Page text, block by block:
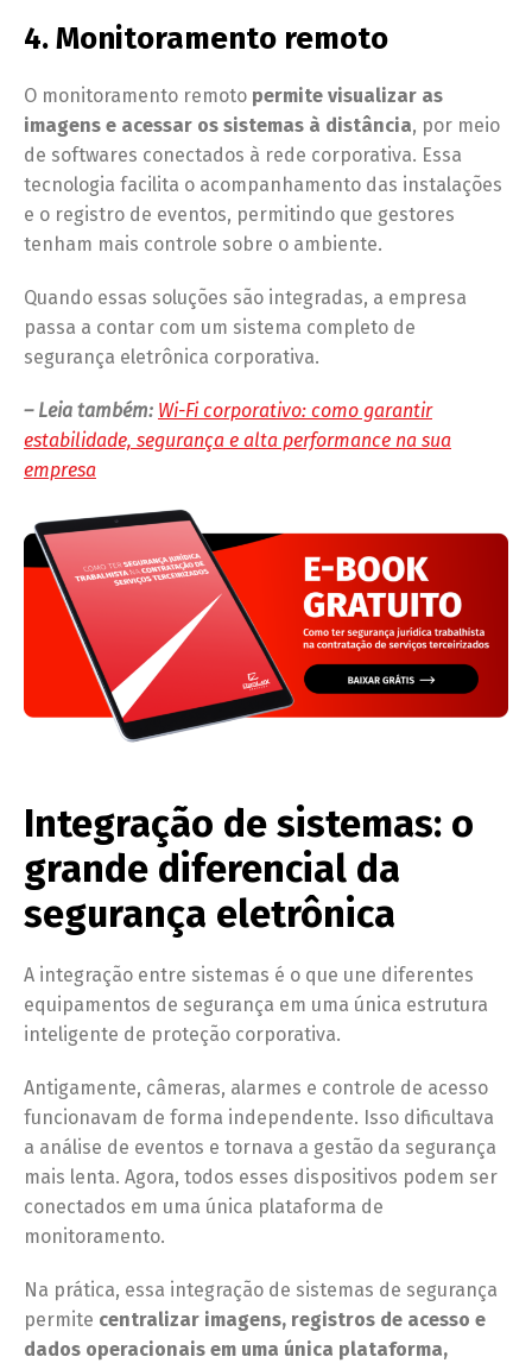
4. Monitoramento remoto
O monitoramento remoto permite visualizar as
imagens e acessar os sistemas à distância, por meio
de softwares conectados à rede corporativa. Essa
tecnologia facilita o acompanhamento das instalações
e o registro de eventos, permitindo que gestores
tenham mais controle sobre o ambiente.
Quando essas soluções são integradas, a empresa
passa a contar com um sistema completo de
segurança eletrônica corporativa.
– Leia também: Wi-Fi corporativo: como garantir
estabilidade, segurança e alta performance na sua
empresa
Integração de sistemas: o
grande diferencial da
segurança eletrônica
A integração entre sistemas é o que une diferentes
equipamentos de segurança em uma única estrutura
inteligente de proteção corporativa.
Antigamente, câmeras, alarmes e controle de acesso
funcionavam de forma independente. Isso dificultava
a análise de eventos e tornava a gestão da segurança
mais lenta. Agora, todos esses dispositivos podem ser
conectados em uma única plataforma de
monitoramento.
Na prática, essa integração de sistemas de segurança
permite centralizar imagens, registros de acesso e
dados operacionais em uma única plataforma,